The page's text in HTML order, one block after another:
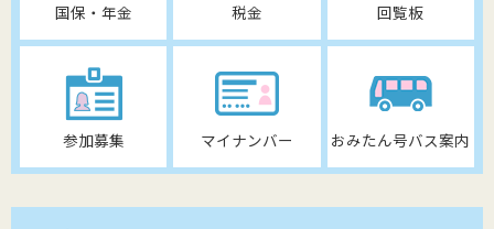
国保・年金 税金 回覧板
参加募集 マイナンバー おみたん号バス案内